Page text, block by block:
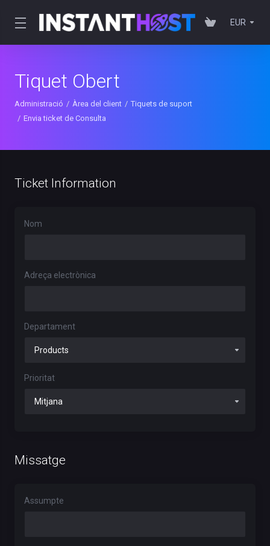
EUR
Tiquet Obert
Administració Àrea del client
Tiquets de suport
Envia ticket de Consulta
Ticket Information
Nom
Adreça electrònica
Departament
Prioritat
Missatge
Assumpte